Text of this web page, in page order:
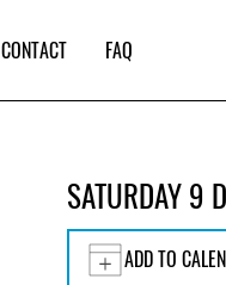
CONTACT FAQ
SATURDAY 9
ADD TO